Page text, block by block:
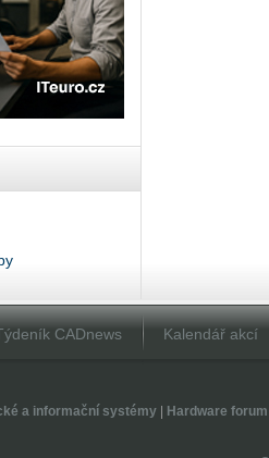
CADnews Kalendář akcí
a informační systémy| Hardware forum